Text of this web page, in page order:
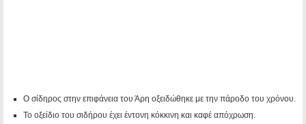
Ο σίδηρος στην επιφάνεια του Άρη οξειδώθηκε με την πάροδο του χρόνου.
Το οξείδιο του σιδήρου έχει έντονη κόκκινη και καφέ απόχρωση.